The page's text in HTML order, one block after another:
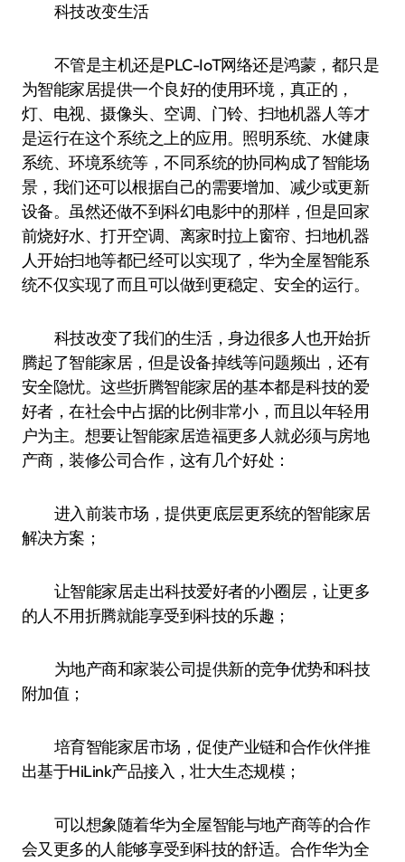
科技改变生活
不管是主机还是PLC-IoT网络还是鸿蒙，都只是
为智能家居提供一个良好的使用环境，真正的，
灯、电视、摄像头、空调、门铃、扫地机器人等才
是运行在这个系统之上的应用。照明系统、水健康
系统、环境系统等，不同系统的协同构成了智能场
景，我们还可以根据自己的需要增加、减少或更新
设备。虽然还做不到科幻电影中的那样，但是回家
前烧好水、打开空调、离家时拉上窗帘、扫地机器
人开始扫地等都已经可以实现了，华为全屋智能系
统不仅实现了而且可以做到更稳定、安全的运行。
科技改变了我们的生活，身边很多人也开始折
腾起了智能家居，但是设备掉线等问题频出，还有
安全隐忧。这些折腾智能家居的基本都是科技的爱
好者，在社会中占据的比例非常小，而且以年轻用
户为主。想要让智能家居造福更多人就必须与房地
产商，装修公司合作，这有几个好处：
进入前装市场，提供更底层更系统的智能家居
解决方案；
让智能家居走出科技爱好者的小圈层，让更多
的人不用折腾就能享受到科技的乐趣；
为地产商和家装公司提供新的竞争优势和科技
附加值；
培育智能家居市场，促使产业链和合作伙伴推
出基于HiLink产品接入，壮大生态规模；
可以想象随着华为全屋智能与地产商等的合作
会又更多的人能够享受到科技的舒适。合作华为全